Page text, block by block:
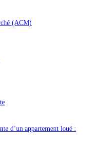
(ACM)
d’un appartement loué :